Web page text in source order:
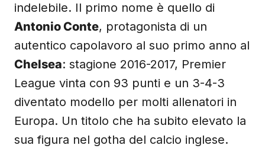
indelebile. Il primo nome è quello di
Antonio Conte, protagonista di un
autentico capolavoro al suo primo anno al
Chelsea: stagione 2016-2017, Premier
League vinta con 93 punti e un 3-4-3
diventato modello per molti allenatori in
Europa. Un titolo che ha subito elevato la
sua figura nel gotha del calcio inglese.